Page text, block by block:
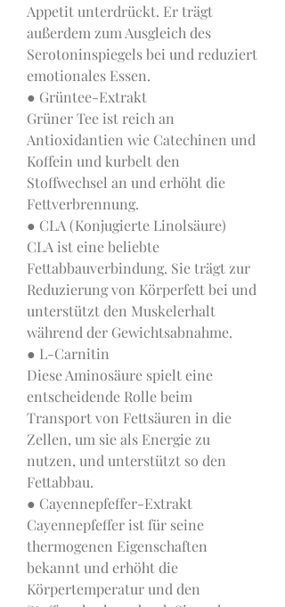
Appetit unterdrückt. Er trägt
außerdem zum Ausgleich des
Serotoninspiegels bei und reduziert
emotionales Essen.
● Grüntee-Extrakt
Grüner Tee ist reich an
Antioxidantien wie Catechinen und
Koffein und kurbelt den
Stoffwechsel an und erhöht die
Fettverbrennung.
● CLA (Konjugierte Linolsäure)
CLA ist eine beliebte
Fettabbauverbindung. Sie trägt zur
Reduzierung von Körperfett bei und
unterstützt den Muskelerhalt
während der Gewichtsabnahme.
● L-Carnitin
Diese Aminosäure spielt eine
entscheidende Rolle beim
Transport von Fettsäuren in die
Zellen, um sie als Energie zu
nutzen, und unterstützt so den
Fettabbau.
● Cayennepfeffer-Extrakt
Cayennepfeffer ist für seine
thermogenen Eigenschaften
bekannt und erhöht die
Körpertemperatur und den